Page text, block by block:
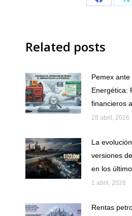
Share
Related posts
Pemex ante
Energética:
financieros
28 abril, 2026
La
versiones
en los
1 abril, 2026
Rentas